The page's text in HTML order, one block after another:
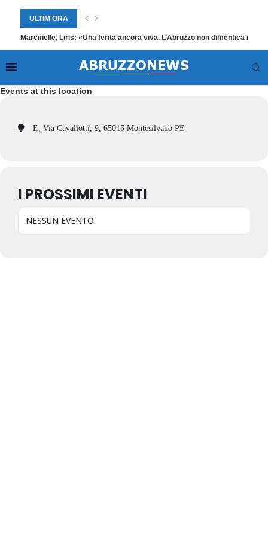
ULTIM'ORA
Marcinelle, Liris: «Una ferita ancora viva. L’Abruzzo non dimentica i suoi
Events at this location
E, Via Cavallotti, 9, 65015 Montesilvano PE
I PROSSIMI EVENTI
NESSUN EVENTO